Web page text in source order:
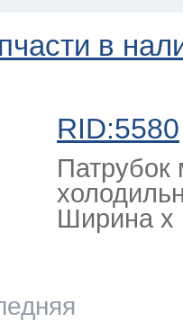
в
RID:5580
Патрубок
Ширина х